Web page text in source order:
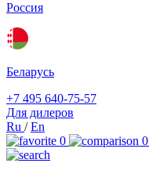
Россия
Беларусь
+7 495 640-75-57
Для дилеров
Ru /En
0
0